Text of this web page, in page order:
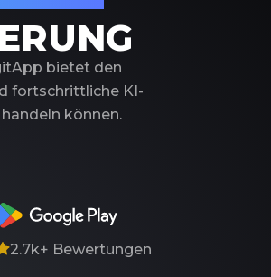
bietet den
fortschrittliche KI-
können.
2.7k+ Bewertungen